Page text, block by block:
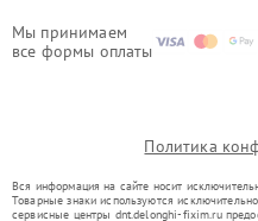
Мы принимаем
все формы оплаты
Политика
Вся информация на сайте носит
Товарные знаки используются
сервисные центры dnt.delonghi-fixim.ru